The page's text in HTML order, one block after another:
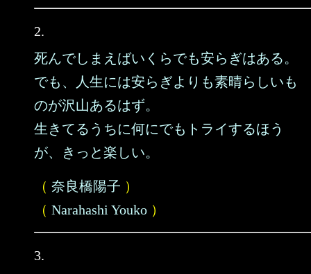
2.
死んでしまえばいくらでも安らぎはある。
でも、人生には安らぎよりも素晴らしいも
のが沢山あるはず。
生きてるうちに何にでもトライするほう
が、きっと楽しい。
（ 奈良橋陽子 ）
（ Narahashi Youko ）
3.